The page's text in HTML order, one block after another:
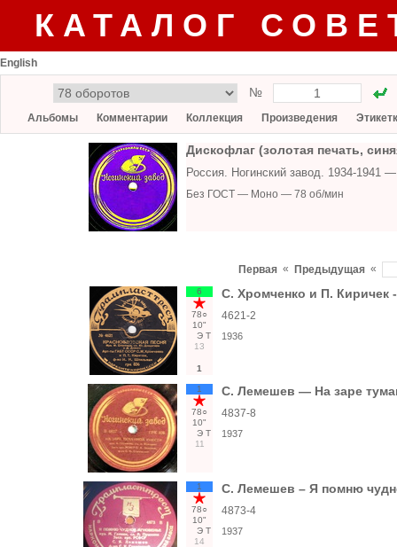
КАТАЛОГ
English
№
Альбомы Комментарии Коллекция Произведения
Дискофлаг (золотая печать,
Россия. Ногинский завод. 1934-1941
Без ГОСТ — Моно — 78 об/мин
Первая « Предыдущая «
6
78○
10"
Э Т
13
1
С. Хромченко и П. Киричек
4621-2
1936
1
78○
10"
Э Т
11
С. Лемешев — На заре
4837-8
1937
1
78○
10"
Э Т
14
С. Лемешев – Я помню
4873-4
1937